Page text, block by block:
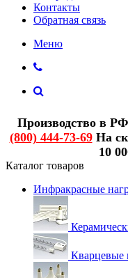
Контакты
Обратная связь
Меню
Производство в
(800) 444-73-69На
10
Каталог товаров
Инфракрасные
Кварцевые